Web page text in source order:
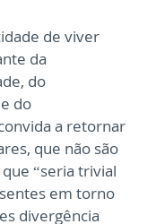
de viver
da
do
do
a retornar
que não são
“seria trivial
em torno
divergência